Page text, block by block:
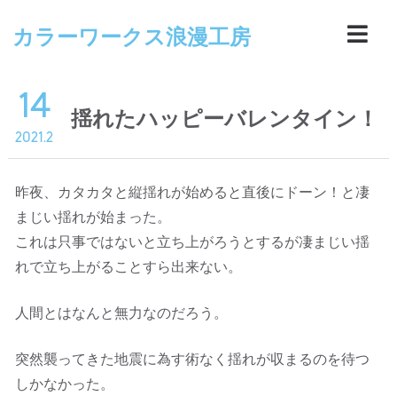
カラーワークス浪漫工房
14
2021.2
揺れたハッピーバレンタイン！
昨夜、カタカタと縦揺れが始めると直後にドーン！と凄
まじい揺れが始まった。
これは只事ではないと立ち上がろうとするが凄まじい揺
れで立ち上がることすら出来ない。
人間とはなんと無力なのだろう。
突然襲ってきた地震に為す術なく揺れが収まるのを待つ
しかなかった。